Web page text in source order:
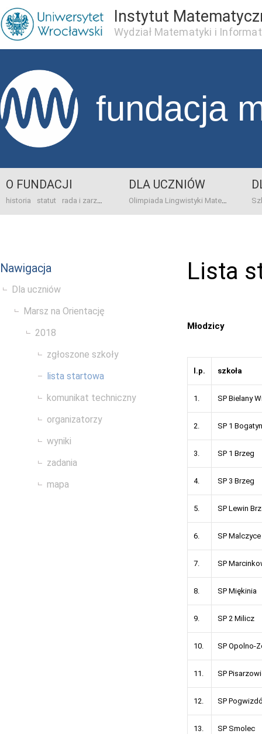
Instytut
Wydział Matematyki i
fundacja
O FUNDACJI
historia statut rada i zarząd dane bankowo-adresowe kontakt
DLA UCZNIÓW
Olimpiada Lingwistyki Matematycznej
Nawigacja
Dla uczniów
Marsz na Orientację
2018
zgłoszone szkoły
lista startowa
komunikat techniczny
organizatorzy
wyniki
zadania
mapa
Lista
Młodzicy
l.p. szkoła
1. SP Bielany
2. SP 1
3. SP 1 Brzeg
4. SP 3 Brzeg
5. SP Lewin
6. SP Malczyce
7. SP
8. SP Miękinia
9. SP 2 Milicz
10. SP Opolno-
11. SP
12. SP
13. SP Smolec